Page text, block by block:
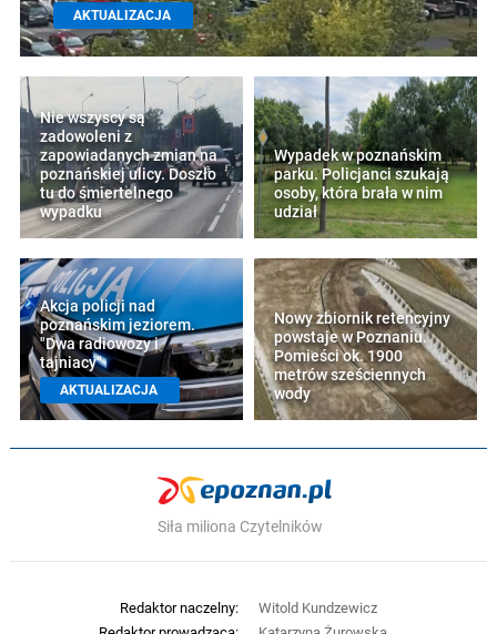
AKTUALIZACJA
Nie wszyscy są
zadowoleni z
zapowiadanych zmian na
poznańskiej ulicy. Doszło
tu do śmiertelnego
wypadku
Wypadek w poznańskim
parku. Policjanci szukają
osoby, która brała w nim
udział
Akcja policji nad
poznańskim jeziorem.
"Dwa radiowozy i
tajniacy"
AKTUALIZACJA
Nowy zbiornik retencyjny
powstaje w Poznaniu.
Pomieści ok. 1900
metrów sześciennych
wody
Siła miliona Czytelników
Redaktor naczelny:
Witold Kundzewicz